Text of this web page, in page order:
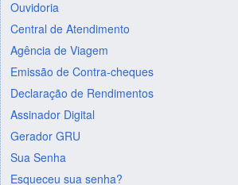
Ouvidoria
Central de Atendimento
Agência de Viagem
Emissão de Contra-cheques
Declaração de Rendimentos
Assinador Digital
Gerador GRU
Sua Senha
Esqueceu sua senha?